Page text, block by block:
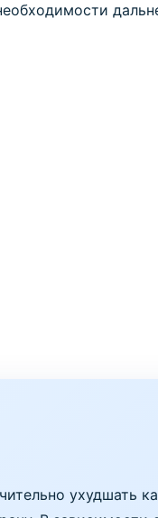
ухудшать